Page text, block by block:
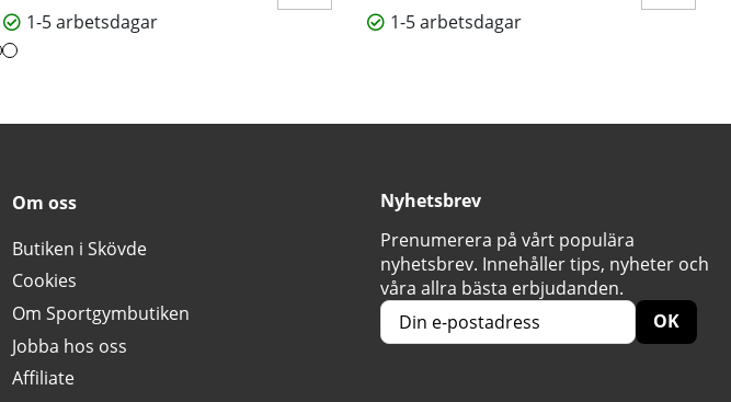
1-5 arbetsdagar
1-5 arbetsdagar
Om oss
Butiken i Skövde
Cookies
Om Sportgymbutiken
Jobba hos oss
Affiliate
Nyhetsbrev
Prenumerera på vårt populära
nyhetsbrev. Innehåller tips, nyheter och
våra allra bästa erbjudanden.
OK